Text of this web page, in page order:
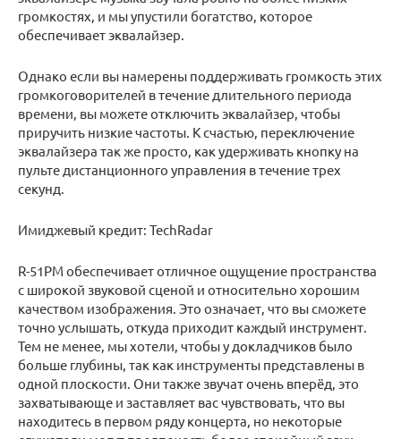
громкостях, и мы упустили богатство, которое
обеспечивает эквалайзер.
Однако если вы намерены поддерживать громкость этих
громкоговорителей в течение длительного периода
времени, вы можете отключить эквалайзер, чтобы
приручить низкие частоты. К счастью, переключение
эквалайзера так же просто, как удерживать кнопку на
пульте дистанционного управления в течение трех
секунд.
Имиджевый кредит: TechRadar
R-51PM обеспечивает отличное ощущение пространства
с широкой звуковой сценой и относительно хорошим
качеством изображения. Это означает, что вы сможете
точно услышать, откуда приходит каждый инструмент.
Тем не менее, мы хотели, чтобы у докладчиков было
больше глубины, так как инструменты представлены в
одной плоскости. Они также звучат очень вперёд, это
захватывающе и заставляет вас чувствовать, что вы
находитесь в первом ряду концерта, но некоторые